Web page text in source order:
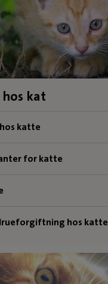
kat
katte
for katte
hos katte